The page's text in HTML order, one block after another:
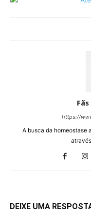
https://
A busca da homeostase
DEIXE UMA